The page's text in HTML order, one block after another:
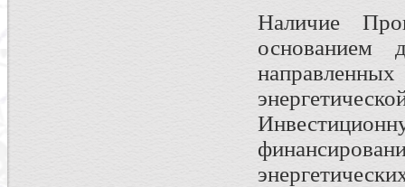
Наличие
основанием